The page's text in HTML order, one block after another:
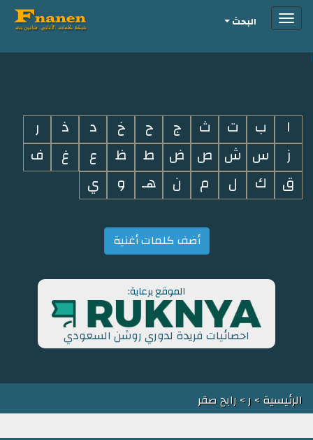
i
Toggleالبحث
ا ب ت ث ج ح خ د ذ
ر
ز
س ش ص ض ط ظ ع غ
ف
ق
ك ل م ن هـ و ي
أضف كلمات أغنية
الموقع برعاية:
احصائيات فريدة لدوري روشن السعودي
الرئيسية> ر> رابح صقر